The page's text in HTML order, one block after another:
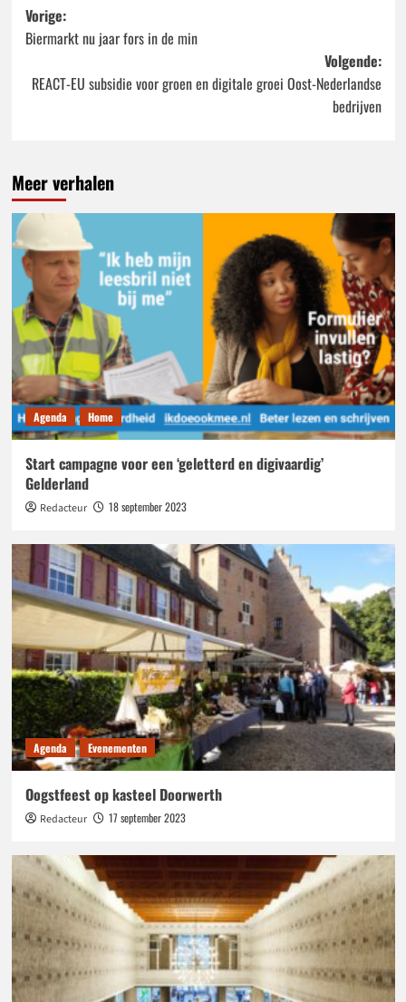
Bericht
navigatie
Vorige:
Biermarkt nu jaar fors in de min
Volgende:
REACT-EU subsidie voor groen en digitale groei Oost-Nederlandse
bedrijven
Meer verhalen
Agenda Home
Start campagne voor een ‘geletterd en digivaardig’
Gelderland
Redacteur 18 september 2023
Agenda Evenementen
Oogstfeest op kasteel Doorwerth
Redacteur 17 september 2023